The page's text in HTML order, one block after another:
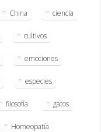
China ciencia
cultivos
emociones
especies
filosofía gatos
Homeopatía